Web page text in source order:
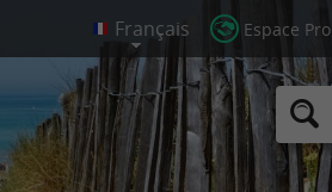
Espace Pro